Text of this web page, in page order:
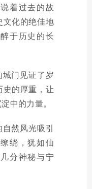
着过去的故
文化的绝佳地
于历史的长
门见证了岁
史的厚重，让
中的力量。
然风光吸引
绕，犹如仙
分神秘与宁